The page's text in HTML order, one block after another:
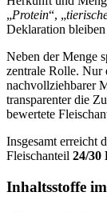
„Protein“, „
Deklaration
Neben der Menge
zentrale Rolle. Nur
nachvollziehbarer
transparenter die
bewertete
Insgesamt erreicht
Fleischanteil 24/30
Inhaltsstoffe